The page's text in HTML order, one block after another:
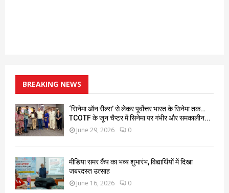
BREAKING NEWS
‘सिनेमा ऑन रील्स’ से लेकर पूर्वोत्तर भारत के सिनेमा तक…
TCOTF के जून चैप्टर में सिनेमा पर गंभीर और समकालीन...
June 29, 2026 0
मीडिया समर कैंप का भव्य शुभारंभ, विद्यार्थियों में दिखा
जबरदस्त उत्साह
June 16, 2026 0